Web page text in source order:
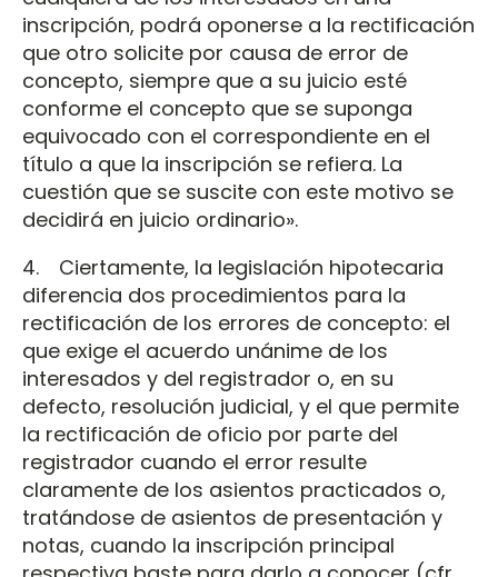
inscripción, podrá oponerse a la rectificación
que otro solicite por causa de error de
concepto, siempre que a su juicio esté
conforme el concepto que se suponga
equivocado con el correspondiente en el
título a que la inscripción se refiera. La
cuestión que se suscite con este motivo se
decidirá en juicio ordinario».
4. Ciertamente, la legislación hipotecaria
diferencia dos procedimientos para la
rectificación de los errores de concepto: el
que exige el acuerdo unánime de los
interesados y del registrador o, en su
defecto, resolución judicial, y el que permite
la rectificación de oficio por parte del
registrador cuando el error resulte
claramente de los asientos practicados o,
tratándose de asientos de presentación y
notas, cuando la inscripción principal